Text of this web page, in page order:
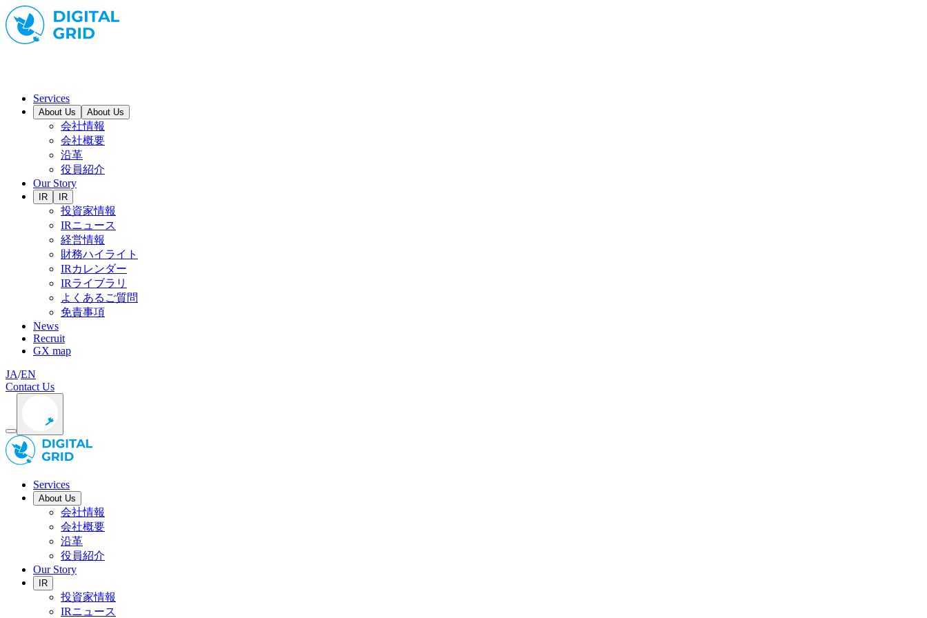
Services
About Us About Us
会社情報
会社概要
沿革
役員紹介
Our Story
IR IR
投資家情報
IRニュース
経営情報
財務ハイライト
IRカレンダー
IRライブラリ
よくあるご質問
免責事項
News
Recruit
GX map
JA/EN
Contact Us
Services
About Us
会社情報
会社概要
沿革
役員紹介
Our Story
IR
投資家情報
IRニュース